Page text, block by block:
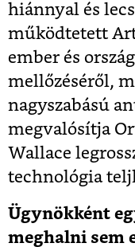
hiánnyal és
működtetett
ember és
mellőzéséről,
nagyszabású
megvalósítja
Wallace
technológia
Ügynökként
meghalni sem